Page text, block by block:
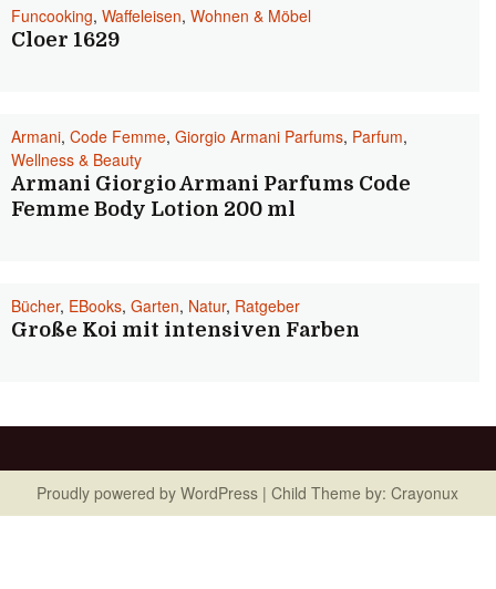
Funcooking, Waffeleisen, Wohnen & Möbel
Cloer 1629
Armani, Code Femme, Giorgio Armani Parfums, Parfum,
Wellness & Beauty
Armani Giorgio Armani Parfums Code
Femme Body Lotion 200 ml
Bücher, EBooks, Garten, Natur, Ratgeber
Große Koi mit intensiven Farben
Proudly powered by WordPress | Child Theme by: Crayonux